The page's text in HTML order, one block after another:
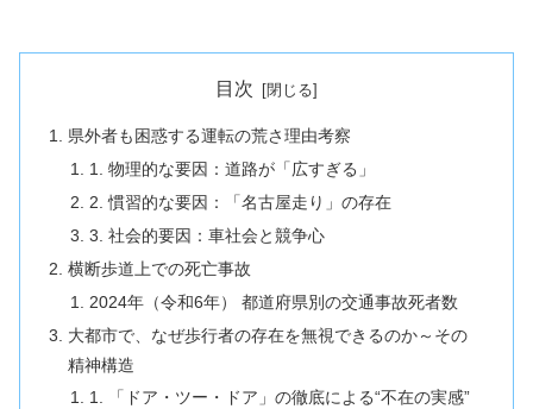
目次
県外者も困惑する運転の荒さ理由考察
1. 物理的な要因：道路が「広すぎる」
2. 慣習的な要因：「名古屋走り」の存在
3. 社会的要因：車社会と競争心
横断歩道上での死亡事故
2024年（令和6年） 都道府県別の交通事故死者数
大都市で、なぜ歩行者の存在を無視できるのか～その
精神構造
1. 「ドア・ツー・ドア」の徹底による“不在の実感”